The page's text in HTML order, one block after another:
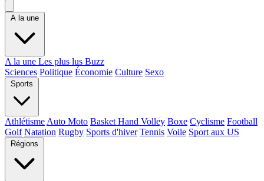
A la une
A la une Les plus lus Buzz
Sciences Politique Économie Culture Sexo
Sports
Athlétisme Auto Moto Basket Hand Volley Boxe Cyclisme Football
Golf Natation Rugby Sports d'hiver Tennis Voile Sport aux US
Régions